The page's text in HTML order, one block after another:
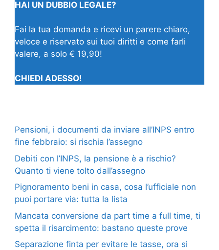
HAI UN DUBBIO LEGALE?
Fai la tua domanda e ricevi un parere chiaro,
veloce e riservato sui tuoi diritti e come farli
valere, a solo € 19,90!
CHIEDI ADESSO!
Pensioni, i documenti da inviare all’INPS entro
fine febbraio: si rischia l’assegno
Debiti con l’INPS, la pensione è a rischio?
Quanto ti viene tolto dall’assegno
Pignoramento beni in casa, cosa l’ufficiale non
puoi portare via: tutta la lista
Mancata conversione da part time a full time, ti
spetta il risarcimento: bastano queste prove
Separazione finta per evitare le tasse, ora si